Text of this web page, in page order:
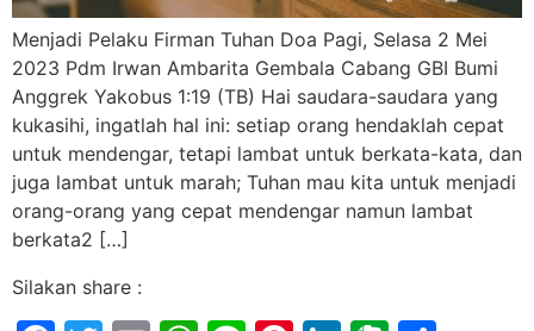
Menjadi Pelaku Firman Tuhan Doa Pagi, Selasa 2 Mei
2023 Pdm Irwan Ambarita Gembala Cabang GBI Bumi
Anggrek Yakobus 1:19 (TB) Hai saudara-saudara yang
kukasihi, ingatlah hal ini: setiap orang hendaklah cepat
untuk mendengar, tetapi lambat untuk berkata-kata, dan
juga lambat untuk marah; Tuhan mau kita untuk menjadi
orang-orang yang cepat mendengar namun lambat
berkata2 […]
Silakan share :